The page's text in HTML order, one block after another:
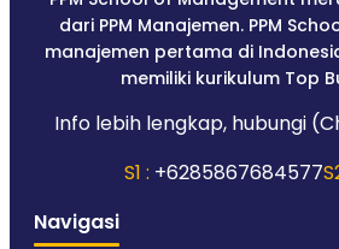
dari PPM Manajemen. PPM
manajemen pertama di
memiliki kurikulum Top
Info lebih lengkap, hubungi
S1 : +6285867684577
Navigasi